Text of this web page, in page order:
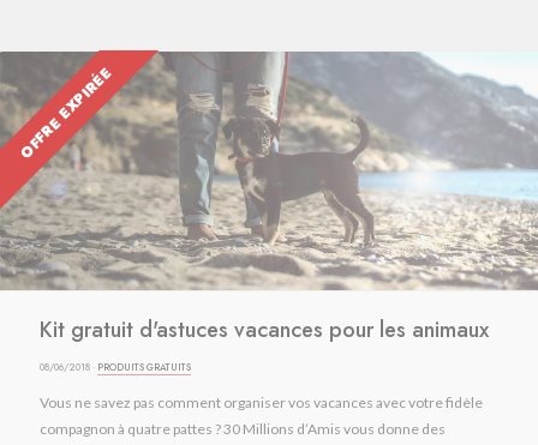
OFFRE EXPIRÉE
Kit gratuit d'astuces vacances pour les animaux
08/06/2018 · PRODUITS GRATUITS
Vous ne savez pas comment organiser vos vacances avec votre fidèle
compagnon à quatre pattes ? 30 Millions d’Amis vous donne des